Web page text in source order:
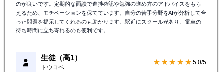
のが良いです。定期的な面談で進捗確認や勉強の進め方のアドバイスをもら
えるため、モチベーションを保てています。自分の苦手分野をAIが分析して合
った問題を提示してくれるのも助かります。駅近にスクールがあり、電車の
待ち時間に立ち寄れるのも便利です。
生徒（高1）
トウコベ
★★★★★ 5.0/5